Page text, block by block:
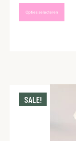
Opties selecteren
SALE!